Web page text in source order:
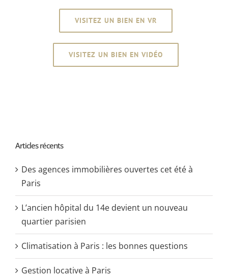
VISITEZ UN BIEN EN VR
VISITEZ UN BIEN EN VIDÉO
Articles récents
Des agences immobilières ouvertes cet été à
Paris
L’ancien hôpital du 14e devient un nouveau
quartier parisien
Climatisation à Paris : les bonnes questions
Gestion locative à Paris